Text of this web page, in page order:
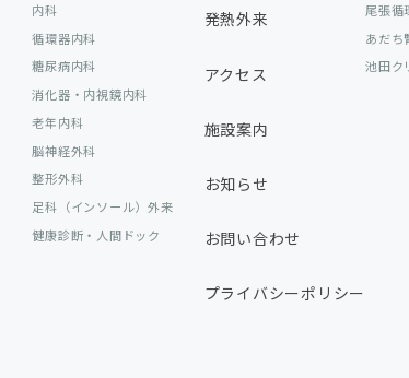
内科
循環器内科
糖尿病内科
消化器・内視鏡内科
老年内科
脳神経外科
整形外科
足科（インソール）外来
健康診断・人間ドック
発熱外来
アクセス
施設案内
お知らせ
お問い合わせ
プライバシーポリシー
尾張循
あだち
池田ク